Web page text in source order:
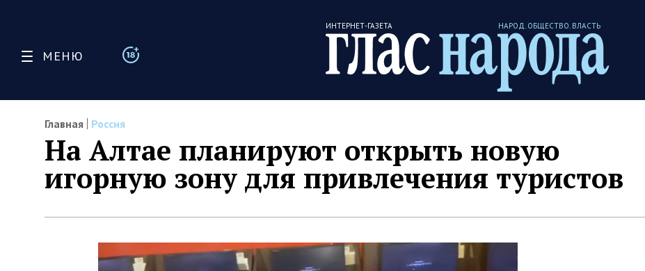
МЕНЮ
ИНТЕРНЕТ-ГАЗЕТА НАРОД. ОБЩЕСТВО. ВЛАСТЬ
Главная Россия
На Алтае планируют открыть новую
игорную зону для привлечения туристов